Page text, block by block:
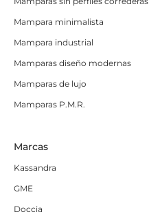
Mampara minimalista
Mampara industrial
Mamparas diseño modernas
Mamparas de lujo
Mamparas P.M.R.
Marcas
Kassandra
GME
Doccia